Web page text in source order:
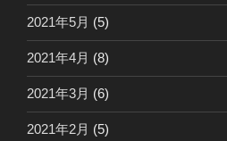
2021年5月 (5)
2021年4月 (8)
2021年3月 (6)
2021年2月 (5)